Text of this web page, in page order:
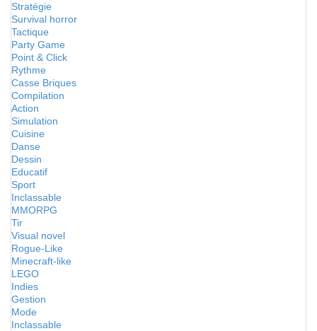
Stratégie
Survival horror
Tactique
Party Game
Point & Click
Rythme
Casse Briques
Compilation
Action
Simulation
Cuisine
Danse
Dessin
Educatif
Sport
Inclassable
MMORPG
Tir
Visual novel
Rogue-Like
Minecraft-like
LEGO
Indies
Gestion
Mode
Inclassable